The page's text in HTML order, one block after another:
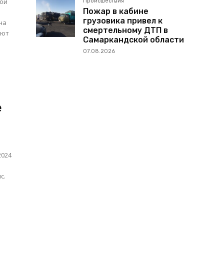
Пожар в кабине
грузовика привел к
смертельному ДТП в
Самаркандской области
07.08.2026